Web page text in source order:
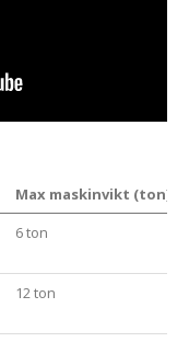
Max maskinvikt (ton)
6 ton
12 ton